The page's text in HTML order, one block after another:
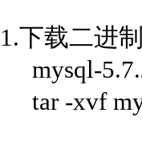
1.下载二进
mysql-
tar -xvf